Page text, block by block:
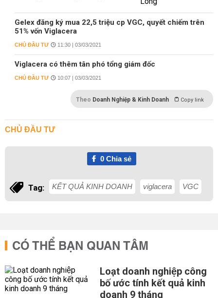
Gelex đăng ký mua 22,5 triệu cp VGC, quyết chiếm trên
51% vốn Viglacera
CHỦ ĐẦU TƯ 11:30 | 03/03/2021
Viglacera có thêm tân phó tổng giám đốc
CHỦ ĐẦU TƯ 10:07 | 03/03/2021
Theo Doanh Nghiệp & Kinh Doanh Copy link
CHỦ ĐẦU TƯ
0Chia sẻ
Tag: KẾT QUẢ KINH DOANH viglacera VGC
CÓ THỂ BẠN QUAN TÂM
Loạt doanh nghiệp công
bố ước tính kết quả kinh
doanh 9 tháng